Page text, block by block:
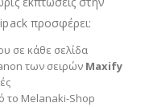
προσφέρει:
σε κάθε σελίδα
των σειρών Maxify
το Melanaki-Shop